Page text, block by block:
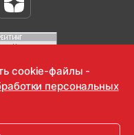
Яндекс Дзен
cookie-файлы -
персональных